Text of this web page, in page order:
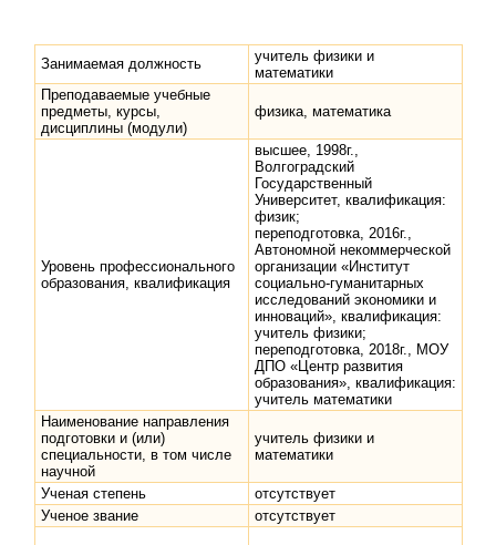
Занимаемая должность
учитель физики и
математики
Преподаваемые учебные
предметы, курсы,
дисциплины (модули)
физика, математика
Уровень профессионального
образования, квалификация
высшее, 1998г.,
Волгоградский
Государственный
Университет, квалификация:
физик;
переподготовка, 2016г.,
Автономной некоммерческой
организации «Институт
социально-гуманитарных
исследований экономики и
инноваций», квалификация:
учитель физики;
переподготовка, 2018г., МОУ
ДПО «Центр развития
образования», квалификация:
учитель математики
Наименование направления
подготовки и (или)
специальности, в том числе
научной
учитель физики и
математики
Ученая степень
отсутствует
Ученое звание
отсутствует